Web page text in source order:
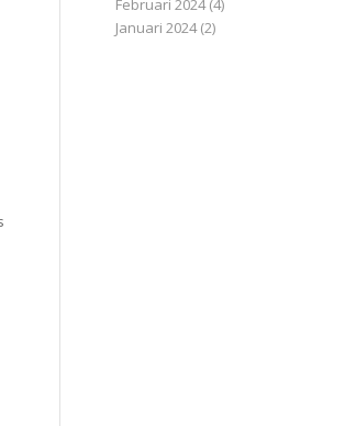
Februari 2024(4)
Januari 2024(2)